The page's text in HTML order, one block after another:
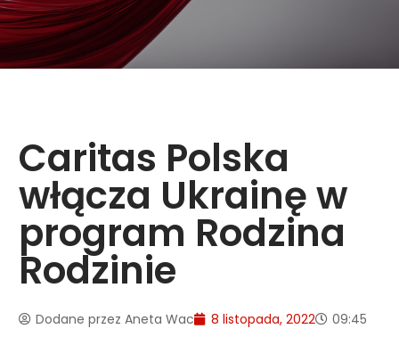
Caritas Polska
włącza Ukrainę w
program Rodzina
Rodzinie
Dodane przez Aneta Wac 8 listopada, 2022 09:45